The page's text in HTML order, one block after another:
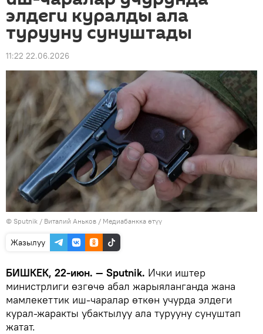
элдеги куралды ала
турууну сунуштады
11:22 22.06.2026
© Sputnik / Виталий Аньков / Медиабанкка өтүү
Жазылуу
БИШКЕК, 22-июн. — Sputnik. Ички иштер
министрлиги өзгөчө абал жарыяланганда жана
мамлекеттик иш-чаралар өткөн учурда элдеги
курал-жаракты убактылуу ала турууну сунуштап
жатат.